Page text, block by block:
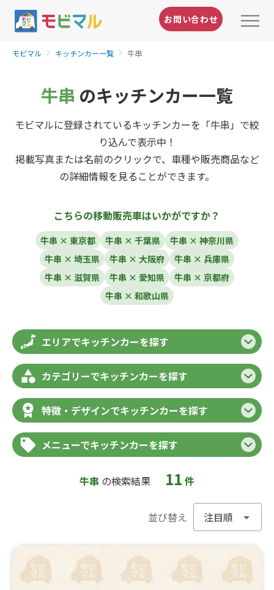
お問い合わせ
モビマル キッチンカー一覧 牛串
牛串 のキッチンカー一覧
モビマルに登録されているキッチンカーを「牛串」で絞
り込んで表示中！
掲載写真または名前のクリックで、車種や販売商品など
の詳細情報を見ることができます。
こちらの移動販売車はいかがですか？
牛串 × 東京都 牛串 × 千葉県
牛串 × 神奈川県
牛串 × 埼玉県
牛串 × 大阪府
牛串 × 兵庫県
牛串 × 滋賀県
牛串 × 愛知県
牛串 × 京都府
牛串 × 和歌山県
エリアでキッチンカーを探す
カテゴリーでキッチンカーを探す
特徴・デザインでキッチンカーを探す
メニューでキッチンカーを探す
牛串 の検索結果 11 件
並び替え